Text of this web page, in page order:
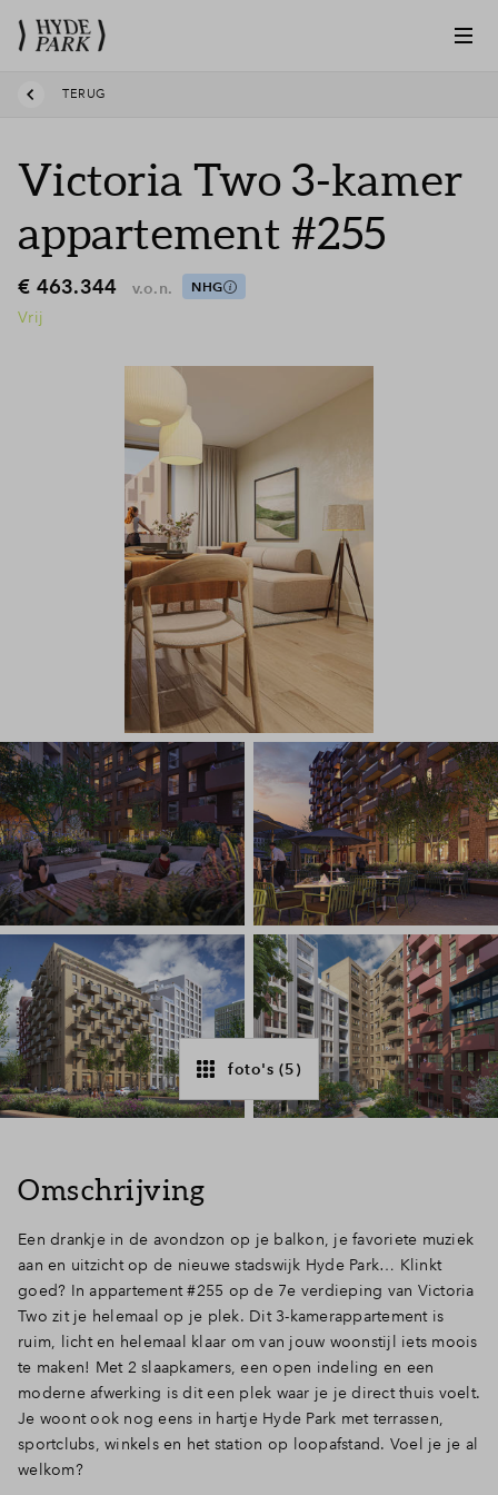
Inloggen
TERUG
Victoria Two 3-kamer
appartement #255
€ 463.344 v.o.n. NHG
Vrij
foto's (5)
Omschrijving
Een drankje in de avondzon op je balkon, je favoriete muziek
aan en uitzicht op de nieuwe stadswijk Hyde Park… Klinkt
goed? In appartement #255 op de 7e verdieping van Victoria
Two zit je helemaal op je plek. Dit 3-kamerappartement is
ruim, licht en helemaal klaar om van jouw woonstijl iets moois
te maken! Met 2 slaapkamers, een open indeling en een
moderne afwerking is dit een plek waar je je direct thuis voelt.
Je woont ook nog eens in hartje Hyde Park met terrassen,
sportclubs, winkels en het station op loopafstand. Voel je je al
welkom?